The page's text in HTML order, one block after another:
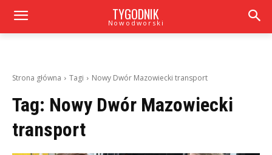
TYGODNIK
Nowodworski
Strona główna Tagi Nowy Dwór Mazowiecki transport
Tag: Nowy Dwór Mazowiecki
transport